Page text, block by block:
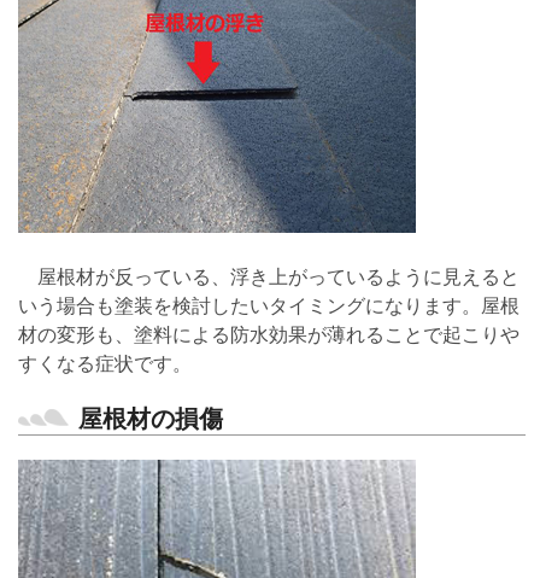
屋根材が反っている、浮き上がっているように見えると
いう場合も塗装を検討したいタイミングになります。屋根
材の変形も、塗料による防水効果が薄れることで起こりや
すくなる症状です。
屋根材の損傷